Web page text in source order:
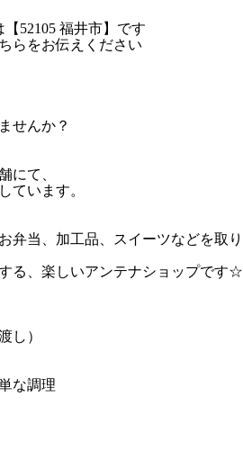
52105 福井市】です
らをお伝えください
せんか？
にて、
ています。
弁当、加工品、スイーツなどを取り
る、楽しいアンテナショップです☆
し）
な調理